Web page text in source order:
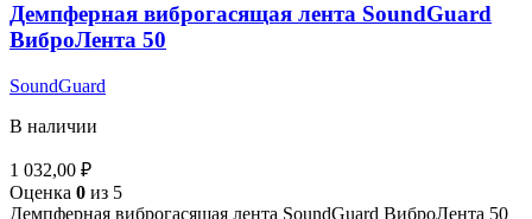
Демпферная виброгасящая лента SoundGuard
ВиброЛента 50
SoundGuard
В наличии
1 032,00 ₽
Оценка 0 из 5
Демпферная виброгасящая лента SoundGuard ВиброЛента 50